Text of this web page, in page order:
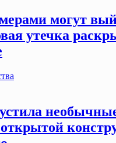
могут
утечка